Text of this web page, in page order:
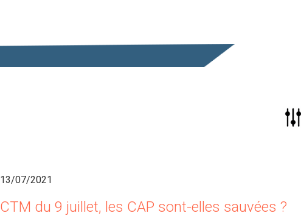
13/07/2021
CTM du 9 juillet, les CAP sont-elles sauvées ?